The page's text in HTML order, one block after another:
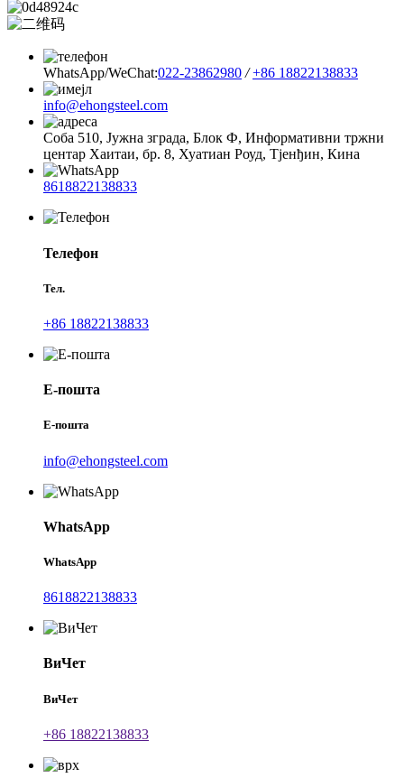
WhatsApp/WeChat:022-23862980 / +86 18822138833
info@ehongsteel.com
Соба 510, Јужна зграда, Блок Ф, Информативни тржни
центар Хаитаи, бр. 8, Хуатиан Роуд, Тјенђин, Кина
8618822138833
Телефон
Тел.
+86 18822138833
Е-пошта
Е-пошта
info@ehongsteel.com
WhatsApp
WhatsApp
8618822138833
ВиЧет
ВиЧет
+86 18822138833